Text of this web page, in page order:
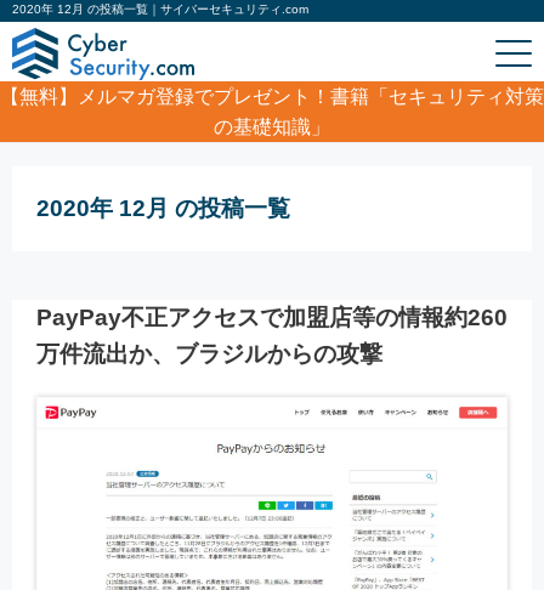
2020年 12月 の投稿一覧｜サイバーセキュリティ.com
【無料】
メルマガ登録でプレゼント！書籍「セキュリティ対策
の基礎知識」
2020年 12月 の投稿一覧
PayPay不正アクセスで加盟店等の情報約260
万件流出か、ブラジルからの攻撃